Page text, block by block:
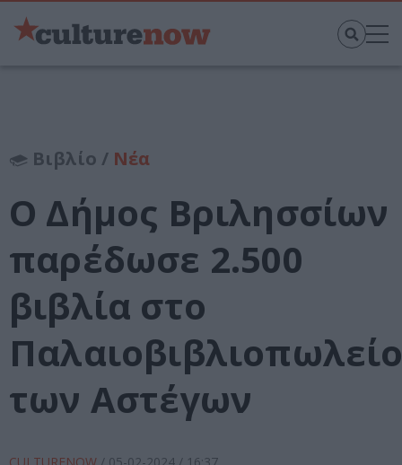
Βιβλίο / Νέα
Ο Δήμος Βριλησσίων
παρέδωσε 2.500
βιβλία στο
των Αστέγων